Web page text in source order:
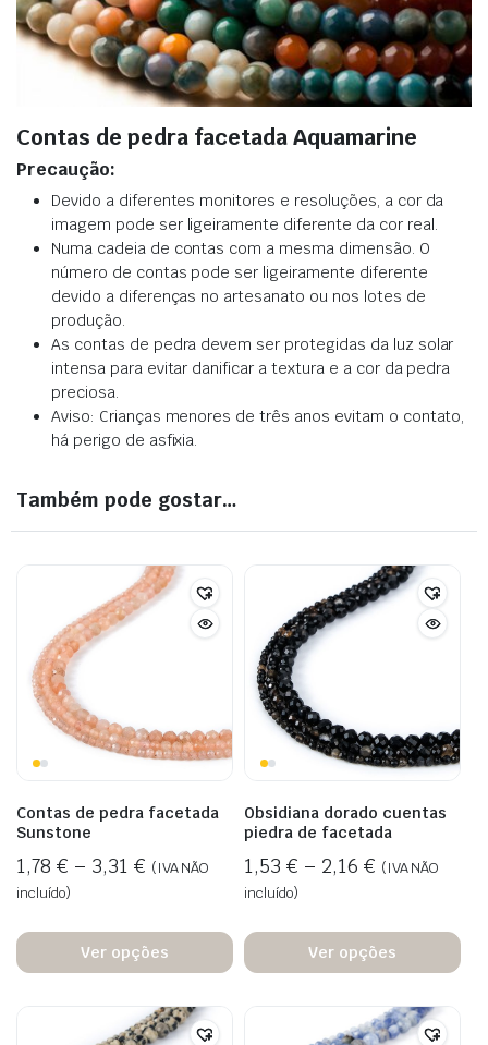
Contas de pedra facetada Aquamarine
Precaução:
Devido a diferentes monitores e resoluções, a cor da
imagem pode ser ligeiramente diferente da cor real.
Numa cadeia de contas com a mesma dimensão. O
número de contas pode ser ligeiramente diferente
devido a diferenças no artesanato ou nos lotes de
produção.
As contas de pedra devem ser protegidas da luz solar
intensa para evitar danificar a textura e a cor da pedra
preciosa.
Aviso: Crianças menores de três anos evitam o contato,
há perigo de asfixia.
Também pode gostar…
Contas de pedra facetada
Sunstone
1,78 € – 3,31 € (IVA NÃO
incluído)
Ver opções
Obsidiana dorado cuentas
piedra de facetada
1,53 € – 2,16 € (IVA NÃO
incluído)
Ver opções